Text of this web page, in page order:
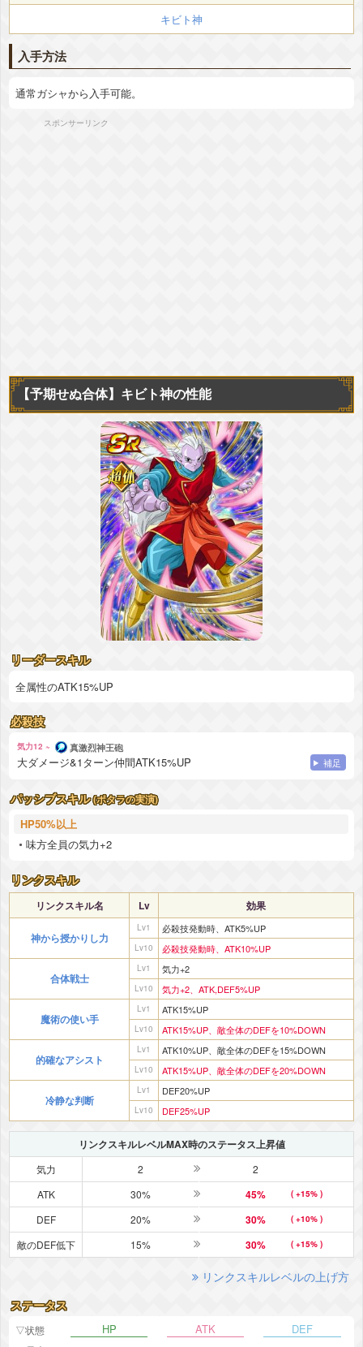
キビト神
入手方法
通常ガシャから入手可能。
スポンサーリンク
【予期せぬ合体】 キビト神の性能
リーダースキル
全属性のATK15%UP
必殺技
気力12 ~ 真激烈神王砲
大ダメージ&1ターン仲間ATK15%UP 補足
パッシブスキル (ポタラの実演)
HP50%以上
味方全員の気力+2
リンクスキル
リンクスキル名 Lv 効果
神から授かりし力
Lv1 必殺技発動時、ATK5%UP
Lv10 必殺技発動時、ATK10%UP
合体戦士
Lv1 気力+2
Lv10 気力+2、ATK,DEF5%UP
魔術の使い手
Lv1 ATK15%UP
Lv10 ATK15%UP、敵全体のDEFを10%DOWN
的確なアシスト
Lv1 ATK10%UP、敵全体のDEFを15%DOWN
Lv10 ATK15%UP、敵全体のDEFを20%DOWN
冷静な判断
Lv1 DEF20%UP
Lv10 DEF25%UP
リンクスキルレベルMAX時のステータス上昇値
気力 2
2
ATK
30% 45% ( +15% )
DEF 20% 30% ( +10% )
敵のDEF低下 15% 30% ( +15% )
リンクスキルレベルの上げ方
ステータス
▽状態 HP ATK DEF